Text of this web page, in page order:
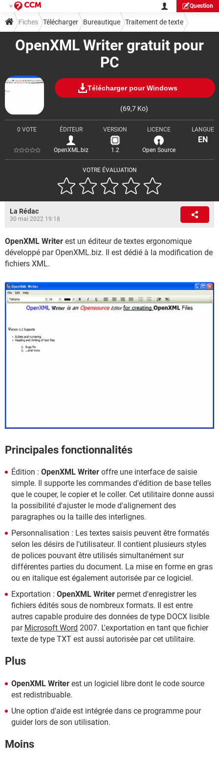
Question
OpenXML Writer gratuit pour
PC
Télécharger pour Windows
(69,7 Ko)
VOTRE ÉVALUATION
0 VOTE ÉDITEUR
OpenXML.biz
VERSION
1.2
LICENCE
Open Source
LANGUE
EN
Fiches Télécharger Bureautique Traitement de texte
La Rédac
30 mai 2022 19:18
OpenXML Writer est un éditeur de textes ergonomique
développé par OpenXML.biz. Il est dédié à la modification de
fichiers XML.
Principales fonctionnalités
Édition : OpenXML Writer offre une interface de saisie
simple. Il supporte les commandes d'édition de base telles
que le couper, le copier et le coller. Cet utilitaire donne aussi
la possibilité d'ajuster le mode d'alignement des
paragraphes ou la taille des interlignes.
Personnalisation : Les textes saisis peuvent être formatés
selon les désirs de l'utilisateur. Il contient plusieurs styles
de polices pouvant être utilisés simultanément sur
différentes parties du document. La mise en forme en gras
ou en italique est également autorisée par ce logiciel.
Exportation : OpenXML Writer permet d'enregistrer les
fichiers édités sous de nombreux formats. Il est entre
autres capable produire des données de type DOCX lisible
par Microsoft Word 2007. L'exportation en tant que fichier
texte de type TXT est aussi autorisée par cet utilitaire.
Plus
OpenXML Writer est un logiciel libre dont le code source
est redistribuable.
Une option d'aide est intégrée dans ce programme pour
guider lors de son utilisation.
Moins